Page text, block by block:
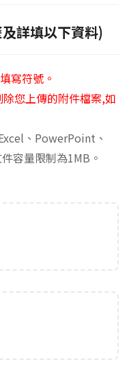
詳填以下資料)
寫符號。
您上傳的附件檔案,如
、PowerPoint、
容量限制為1MB。